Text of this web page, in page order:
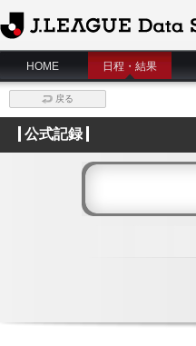
J.League Data Site
HOME
日程・結果
戻る
公式記録